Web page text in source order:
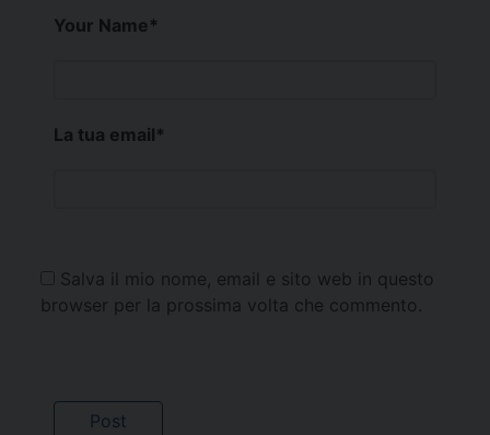
Your Name*
La tua email*
Salva il mio nome, email e sito web in questo
browser per la prossima volta che commento.